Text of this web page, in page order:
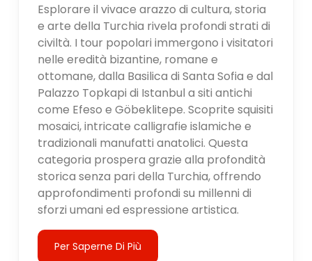
Esplorare il vivace arazzo di cultura, storia
e arte della Turchia rivela profondi strati di
civiltà. I tour popolari immergono i visitatori
nelle eredità bizantine, romane e
ottomane, dalla Basilica di Santa Sofia e dal
Palazzo Topkapi di Istanbul a siti antichi
come Efeso e Göbeklitepe. Scoprite squisiti
mosaici, intricate calligrafie islamiche e
tradizionali manufatti anatolici. Questa
categoria prospera grazie alla profondità
storica senza pari della Turchia, offrendo
approfondimenti profondi su millenni di
sforzi umani ed espressione artistica.
Per Saperne Di Più